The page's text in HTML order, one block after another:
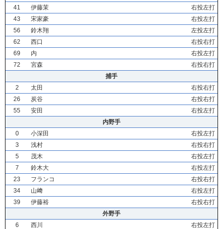
41
伊藤茉
右投左打
43
宋家豪
右投左打
56
鈴木翔
左投左打
62
西口
右投右打
69
内
右投左打
72
宮森
右投右打
捕手
2
太田
右投右打
26
炭谷
右投右打
55
安田
右投左打
内野手
0
小深田
右投左打
3
浅村
右投右打
5
茂木
右投左打
7
鈴木大
右投左打
23
フランコ
右投右打
34
山﨑
右投左打
39
伊藤裕
右投右打
外野手
6
西川
右投左打